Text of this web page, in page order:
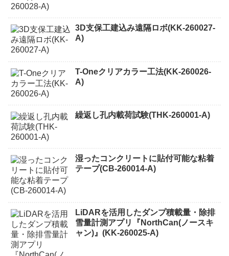
3D支保工建込み遠隔ロボ(KK-260027-
A)
T-Oneクリアカラー工法(KK-260026-
A)
繰返し孔内載荷試験(THK-260001-A)
湿ったコンクリートに貼付可能な粘着
テープ(CB-260014-A)
LiDARを活用したダンプ積載量・除排
雪量計測アプリ『NorthCan(ノースキ
ャン)』(KK-260025-A)